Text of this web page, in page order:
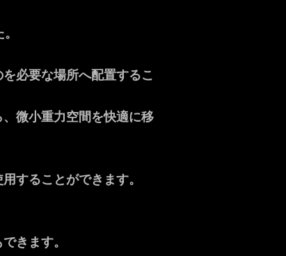
必要な場所へ配置するこ
微小重力空間を快適に移
することができます。
きます。